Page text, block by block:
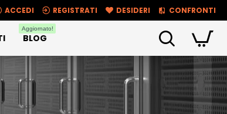
ACCEDI REGISTRATI DESIDERI CONFRONTI
BLOG
Aggiornato!